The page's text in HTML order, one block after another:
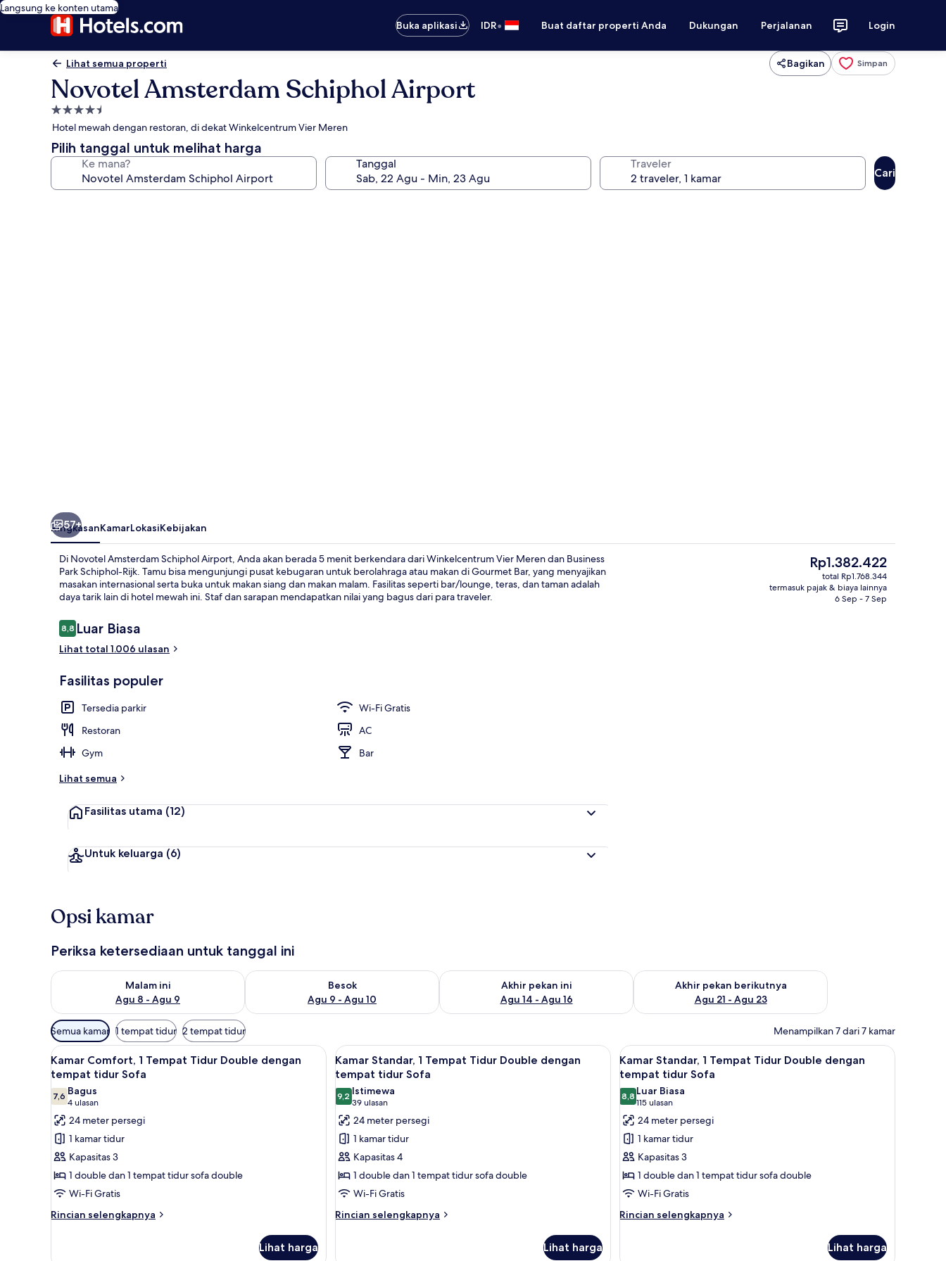
Langsung ke konten utama
Buka aplikasi
IDR• Buat daftar properti Anda Dukungan Perjalanan Login
Lihat semua properti Bagikan Simpan
Novotel Amsterdam Schiphol Airport
Properti
bintang
4.5
Hotel mewah dengan restoran, di dekat Winkelcentrum Vier Meren
Pilih tanggal untuk melihat harga
Ke mana? Tanggal Traveler
Cari
Fasilitas rapat
57+
RingkasanKamarLokasiKebijakan
Di Novotel Amsterdam Schiphol Airport, Anda akan berada 5 menit berkendara dari Winkelcentrum Vier Meren dan Business
Park Schiphol-Rijk. Tamu bisa mengunjungi pusat kebugaran untuk berolahraga atau makan di Gourmet Bar, yang menyajikan
masakan internasional serta buka untuk makan siang dan makan malam. Fasilitas seperti bar/lounge, teras, dan taman adalah
daya tarik lain di hotel mewah ini. Staf dan sarapan mendapatkan nilai yang bagus dari para traveler.
Ulasan
8,88,8 dari 10
Luar Biasa
Lihat total 1.006 ulasan
Fasilitas populer
Tersedia parkir
Wi-Fi Gratis
Restoran
AC
Gym
Bar
Lihat semua
Fasilitas utama (12)
Untuk keluarga (6)
Harga
saat
ini
Rp1.382.422
Rp1.382.422
total Rp1.768.344
termasuk pajak & biaya lainnya
6 Sep - 7 Sep
Opsi kamar
Periksa ketersediaan untuk tanggal ini
Malam ini
Agu 8 - Agu 9
Periksa ketersediaan untuk malam ini Agu 8 - Agu 9
Besok
Agu 9 - Agu 10
Periksa ketersediaan untuk besok Agu 9 - Agu 10
Akhir pekan ini
Agu 14 - Agu 16
Periksa ketersediaan untuk akhir pekan ini Agu 14 - Agu 16
Akhir pekan berikutnya
Agu 21 - Agu 23
Periksa ketersediaan untuk akhir pekan berikutnya Agu 21 -
Filter
tersedia
untuk
kamar
Semua kamar 1 tempat tidur 2 tempat tidur Menampilkan 7 dari 7 kamar
Lihat
semua
foto
untuk
Kamar
Comfort,
Tempat
Tidur
Double
dengan
Minibar, brankas, meja kerja, dan ruang kerja ramah laptop
10
Kamar Comfort, 1 Tempat Tidur Double dengan
tempat tidur Sofa
7,67,6 dari 10
Bagus
4 ulasan
(4
ulasan)
24 meter persegi
1 kamar tidur
Kapasitas 3
1 double dan 1 tempat tidur sofa double
Wi-Fi Gratis
Rincian selengkapnya
Rincian
Lihat harga
Lihat
semua
foto
untuk
Kamar
Standar,
Tempat
Tidur
Double
dengan
Minibar, brankas, meja kerja, dan ruang kerja ramah laptop
10
Kamar Standar, 1 Tempat Tidur Double dengan
tempat tidur Sofa
9,29,2 dari 10
Istimewa
39 ulasan
(39
ulasan)
24 meter persegi
1 kamar tidur
Kapasitas 4
1 double dan 1 tempat tidur sofa double
Wi-Fi Gratis
Rincian selengkapnya
Rincian
Lihat harga
Lihat
semua
foto
untuk
Kamar
Standar,
Tempat
Tidur
Double
dengan
Minibar, brankas, meja kerja, dan ruang
8
Kamar Standar, 1 Tempat Tidur Double dengan
tempat tidur Sofa
8,88,8 dari 10
Luar Biasa
115 ulasan
(115
ulasan)
24 meter persegi
1 kamar tidur
Kapasitas 3
1 double dan 1 tempat tidur sofa double
Wi-Fi Gratis
Rincian selengkapnya
Rincian
Lihat harga